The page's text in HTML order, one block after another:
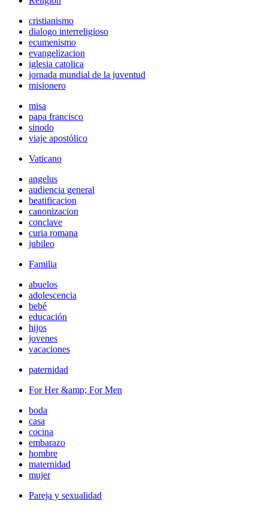
cristianismo
dialogo interreligioso
ecumenismo
evangelizacion
iglesia catolica
jornada mundial de la juventud
misionero
misa
papa francisco
sinodo
viaje apostólico
Vaticano
angelus
audiencia general
beatificacion
canonizacion
conclave
curia romana
jubileo
Familia
abuelos
adolescencia
bebé
educación
hijos
jovenes
vacaciones
paternidad
For Her &amp; For Men
boda
casa
cocina
embarazo
hombre
maternidad
mujer
Pareja y sexualidad